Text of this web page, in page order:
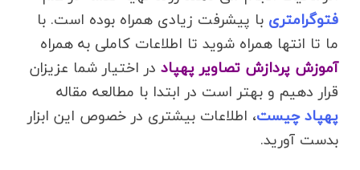
فتوگرامتری با پیشرفت زیادی همراه بوده است. با
ما تا انتها همراه شوید تا اطلاعات کاملی به همراه
آموزش پردازش تصاویر پهپاد در اختیار شما عزیزان
قرار دهیم و بهتر است در ابتدا با مطالعه مقاله
پهپاد چیست، اطلاعات بیشتری در خصوص این ابزار
بدست آورید.